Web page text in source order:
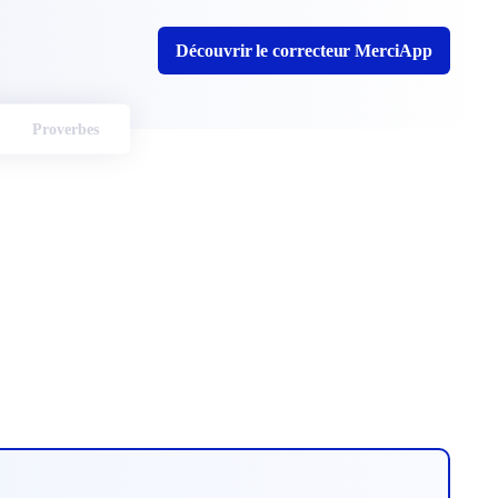
Découvrir le correcteur MerciApp
Proverbes